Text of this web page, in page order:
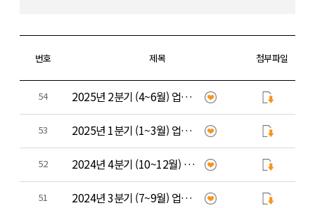
번호 제목 첨부파일
54 2025년 2분기 (4~6월) 업무추진비 집행 내역
53 2025년 1분기 (1~3월) 업무추진비 집행 내역
52 2024년 4분기 (10~12월) 업무추진비 집행 내역
51 2024년 3분기 (7~9월) 업무추진비 집행 내역